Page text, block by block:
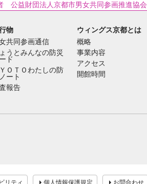
公益財団法人京都市男女共同参画推進協会
物
共同参画通信
うとみんなの防災
ド
ＯＴＯわたしの防
ート
報告
ウィングス京都とは
概略
事業内容
アクセス
開館時間